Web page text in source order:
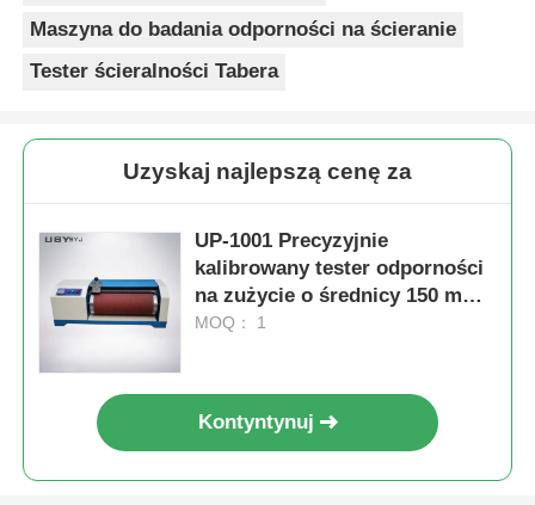
Maszyna do badania odporności na ścieranie
Tester ścieralności Tabera
Uzyskaj najlepszą cenę za
UP-1001 Precyzyjnie
kalibrowany tester odporności
na zużycie o średnicy 150 mm i
prędkości obrotu 40 obr./min
MOQ： 1
Kontyntynuj